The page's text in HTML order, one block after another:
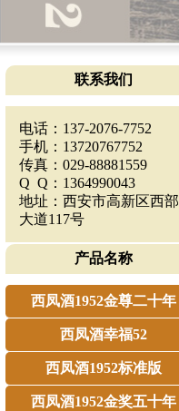
联系我们
电话：137-2076-7752
手机：13720767752
传真：029-88881559
Q Q：1364990043
地址：西安市高新区西部
大道117号
产品名称
西凤酒1952金尊二十年
西凤酒幸福52
西凤酒1952标准版
西凤酒1952金奖五十年